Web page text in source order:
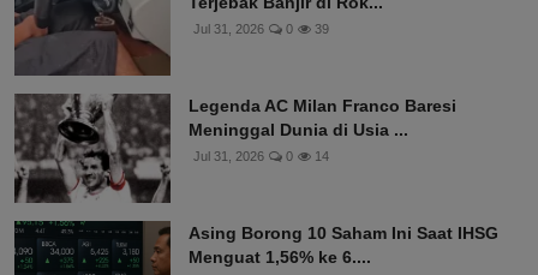
Jul 31, 2026 0 39
Legenda AC Milan Franco Baresi
Meninggal Dunia di Usia ...
Jul 31, 2026 0 14
Asing Borong 10 Saham Ini Saat IHSG
Menguat 1,56% ke 6....